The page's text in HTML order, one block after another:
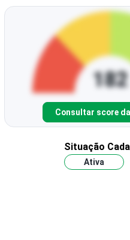
Consultar score
Situação
Ativa